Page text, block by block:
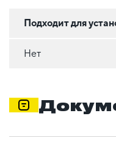
Подходит для
Нет